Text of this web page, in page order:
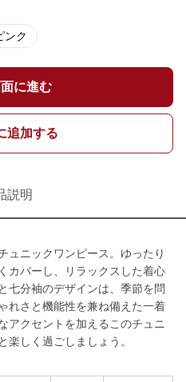
ンク
に進む
追加する
説明
ュニックワンピース。ゆったり
カバーし、リラックスした着心
七分袖のデザインは、季節を問
れさと機能性を兼ね備えた一着
アクセントを加えるこのチュニ
楽しく過ごしましょう。